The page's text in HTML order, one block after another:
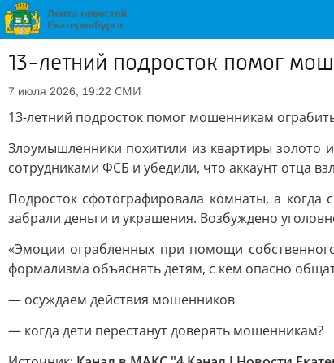
13-летний подросток помог
7 июля 2026, 19:22 СМИ
13-летний подросток помог мошенникам
Злоумышленники похитили из квартиры золото
сотрудниками ФСБ и убедили, что аккаунт отца
Подросток сфотографировала комнаты, а
забрали деньги и украшения. Возбуждено
«Эмоции ограбленных при помощи
формализма объяснять детям, с кем опасно
— осуждаем действия мошенников
— когда дети перестанут доверять мошенникам?